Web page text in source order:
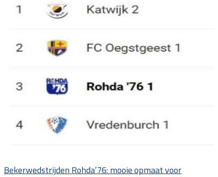
Bekerwedstrijden Rohda’76: mooie opmaat voor